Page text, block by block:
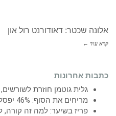
אלונה שכטר: דאודורנט רול און
קרא עוד ←
כתבות אחרונות
גלית גוטמן חוזרת
מריחים את הסוף: 46% יפסלו אתכם על חולצה מיוזעת
פריז בשיער: למה זה קורה,